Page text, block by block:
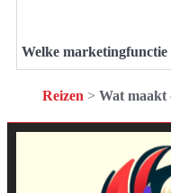
Welke marketingfunctie
Reizen > Wat maakt